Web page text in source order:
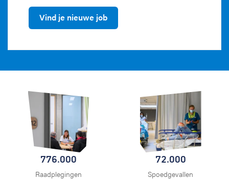
Vind je nieuwe job
776.000
Raadplegingen
72.000
Spoedgevallen